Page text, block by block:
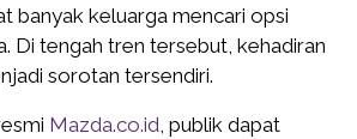
banyak keluarga mencari opsi
Di tengah tren tersebut, kehadiran
sorotan tersendiri.
Mazda.co.id, publik dapat